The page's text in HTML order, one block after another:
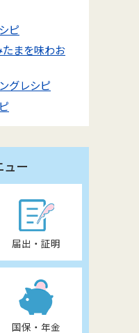
ピ
まを味わお
グレシピ
ュー
届出・証明
国保・年金